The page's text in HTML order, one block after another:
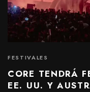
FESTIVALES
CORE TENDRÁ
EE. UU. Y